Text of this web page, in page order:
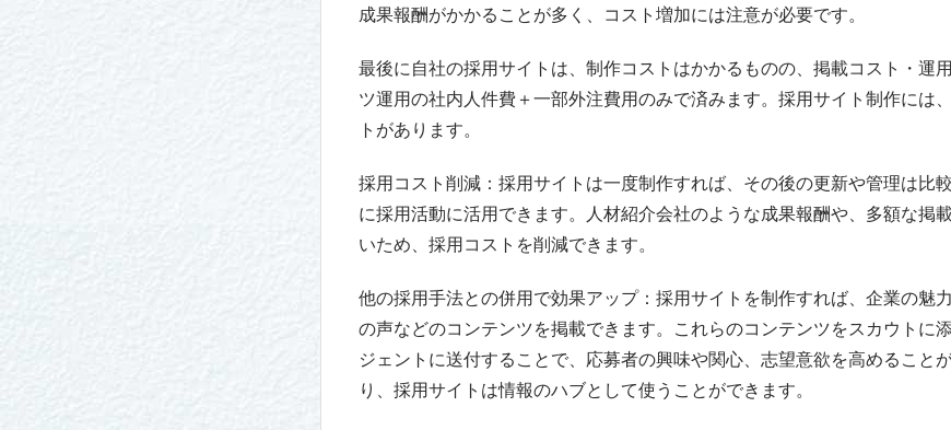
成果報酬がかかることが多く、コスト増加には注意が必要です。
最後に自社の採用サイトは、制作コストはかかるものの、掲載コスト・運
ツ運用の社内人件費＋一部外注費用のみで済みます。採用サイト制作には
トがあります。
採用コスト削減：採用サイトは一度制作すれば、その後の更新や管理は比
に採用活動に活用できます。人材紹介会社のような成果報酬や、多額な掲
いため、採用コストを削減できます。
他の採用手法との併用で効果アップ：採用サイトを制作すれば、企業の魅
の声などのコンテンツを掲載できます。これらのコンテンツをスカウトに
ジェントに送付することで、応募者の興味や関心、志望意欲を高めること
り、採用サイトは情報のハブとして使うことができます。